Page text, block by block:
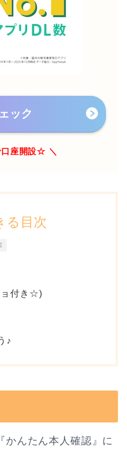
ック
口座開設☆ ＼
る目次
ョ付き☆)
♪
かんたん本人確認』に